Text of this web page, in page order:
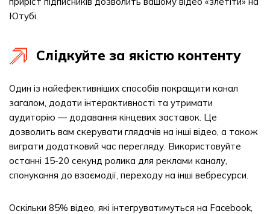
Ютубі.
Слідкуйте за якістю контенту
Один із найефективніших способів покращити канал
загалом, додати інтерактивності та утримати
аудиторію — додавання кінцевих заставок. Це
дозволить вам скерувати глядачів на інші відео, а також
виграти додатковий час перегляду. Використовуйте
останні 15-20 секунд ролика для реклами каналу,
спонукання до взаємодії, переходу на інші вебресурси.
Оскільки 85% відео, які інтегруватимуться на Facebook,